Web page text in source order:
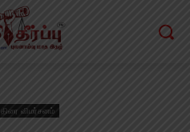
திரை விமர்சனம்